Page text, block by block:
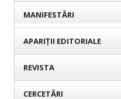
MANIFESTĂRI
APARIȚII EDITORIALE
REVISTA
CERCETĂRI